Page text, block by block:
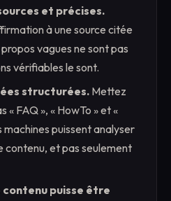
et précises.
à une source citée
vagues ne sont pas
vérifiables le sont.
structurées. Mettez
« FAQ », « HowTo » et «
machines puissent analyser
contenu, et pas seulement
contenu puisse être